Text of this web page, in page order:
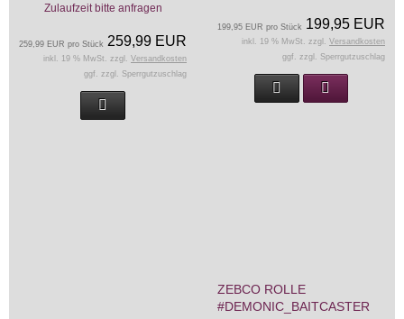
Zulaufzeit bitte anfragen
259,99 EUR
259,99 EUR pro Stück
inkl. 19 % MwSt. zzgl. Versandkosten
ggf. zzgl. Sperrgutzuschlag
199,95 EUR
199,95 EUR pro Stück
inkl. 19 % MwSt. zzgl. Versandkosten
ggf. zzgl. Sperrgutzuschlag
ZEBCO ROLLE
#DEMONIC_BAITCASTER